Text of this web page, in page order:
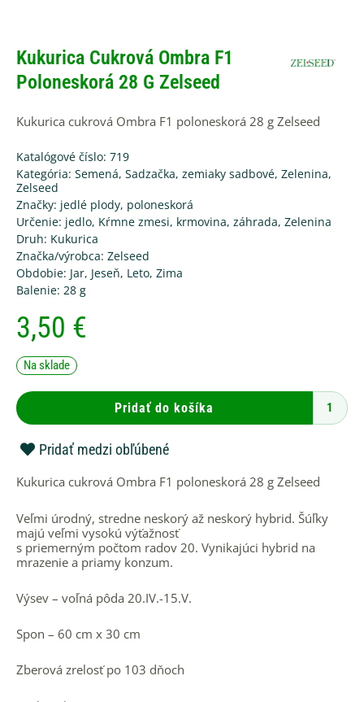
Kukurica Cukrová Ombra F1
Poloneskorá 28 G Zelseed
Kukurica cukrová Ombra F1 poloneskorá 28 g Zelseed
Katalógové číslo: 719
Kategória: Semená, Sadzačka, zemiaky sadbové, Zelenina,
Zelseed
Značky: jedlé plody, poloneskorá
Určenie: jedlo, Kŕmne zmesi, krmovina, záhrada, Zelenina
Druh: Kukurica
Značka/výrobca: Zelseed
Obdobie: Jar, Jeseň, Leto, Zima
Balenie: 28 g
3,50 €
Na sklade
cukrová
Ombra
Pridať do košíka
Pridať medzi obľúbené
Kukurica cukrová Ombra F1 poloneskorá 28 g Zelseed
Veľmi úrodný, stredne neskorý až neskorý hybrid. Šúľky
majú veľmi vysokú výťažnosť
s priemerným počtom radov 20. Vynikajúci hybrid na
mrazenie a priamy konzum.
Výsev – voľná pôda 20.IV.-15.V.
Spon – 60 cm x 30 cm
Zberová zrelosť po 103 dňoch